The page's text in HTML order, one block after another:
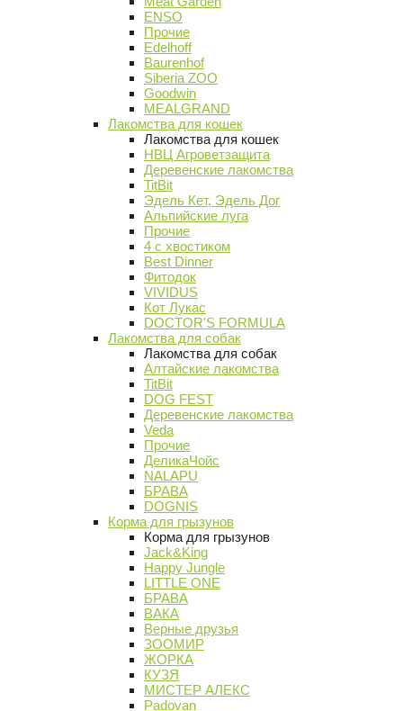
ENSO
Прочие
Edelhoff
Baurenhof
Siberia ZOO
Goodwin
MEALGRAND
Лакомства для кошек
Лакомства для кошек
НВЦ Агроветзащита
Деревенские лакомства
TitBit
Эдель Кет, Эдель Дог
Альпийские луга
Прочие
4 с хвостиком
Best Dinner
Фитодок
VIVIDUS
Кот Лукас
DOCTOR'S FORMULA
Лакомства для собак
Лакомства для собак
Алтайские лакомства
TitBit
DOG FEST
Деревенские лакомства
Veda
Прочие
ДеликаЧойс
NALAPU
БРАВА
DOGNIS
Корма для грызунов
Корма для грызунов
Jack&King
Happy Jungle
LITTLE ONE
БРАВА
ВАКА
Верные друзья
ЗООМИР
ЖОРКА
КУЗЯ
МИСТЕР АЛЕКС
Padovan